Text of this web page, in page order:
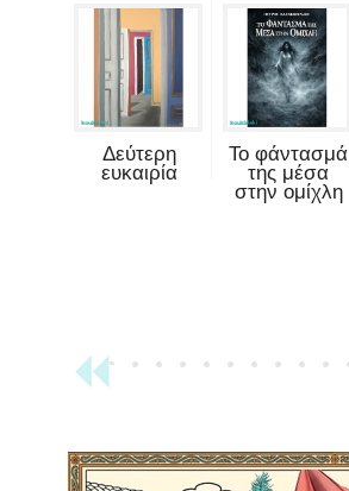
Δεύτερη
ευκαιρία
Το φάντασμά
της μέσα
στην ομίχλη